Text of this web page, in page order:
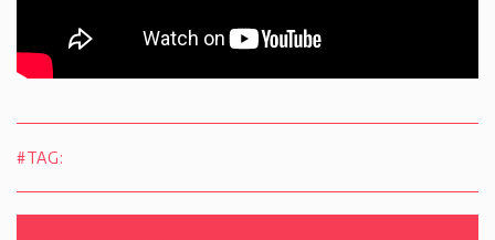
#TAG: